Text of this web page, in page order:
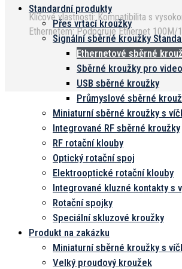
Standardní produkty
Přes vrtací kroužky
Signální sběrné kroužky
Ethernetové sběrné
Sběrné kroužky pro
USB sběrné kroužky
Průmyslové sběrné
Miniaturní sběrné kroužky s
Integrované RF sběrné kroužky
RF rotační klouby
Optický rotační spoj
Elektrooptické rotační klouby
Integrované kluzné kontakty s
Rotační spojky
Speciální skluzové kroužky
Produkt na zakázku
Miniaturní sběrné kroužky s
Velký proudový kroužek
Klíčové vlastnosti: Kompatibilita s
Ethernetem: Podporuje Ethernet 100M/
spolehlivým a vysoce efektivním
Zajišťuje nulovou ztrátu paketů a
Integrovaný P...